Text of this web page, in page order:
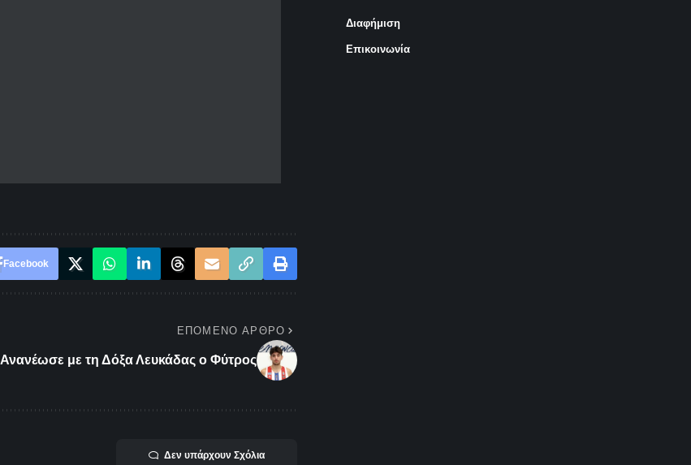
Facebook
ΕΠΌΜΕΝΟ ΆΡΘΡΟ
Ανανέωσε με τη Δόξα Λευκάδας ο Φύτρος
Δεν υπάρχουν Σχόλια
Διαφήμιση
Επικοινωνία